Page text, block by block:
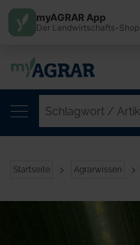
Startseite Agrarwissen
myAGRAR App
Der Landwirtschafts-Shop